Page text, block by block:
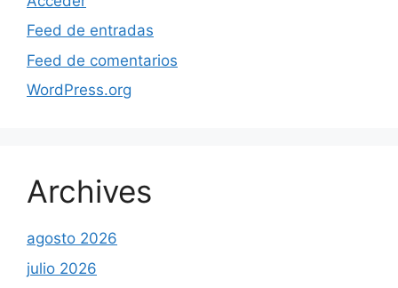
Feed de entradas
Feed de comentarios
WordPress.org
Archives
agosto 2026
julio 2026